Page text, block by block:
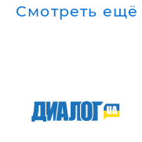
Смотреть ещё